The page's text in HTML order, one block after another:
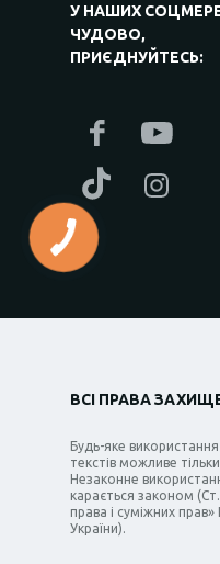
У НАШИХ
ЧУДОВО,
ПРИЄДНУЙТЕСЬ:
ВСІ ПРАВА
Будь-яке
текстів можливе
Незаконне
карається законом
права і суміжних
України).